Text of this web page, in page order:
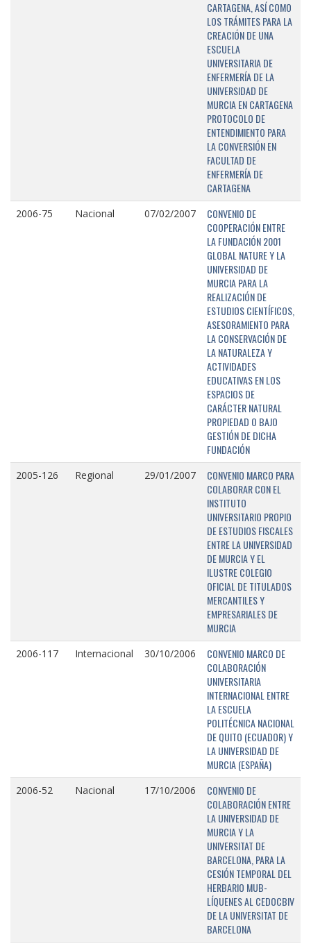
CARTAGENA, ASÍ COMO
LOS TRÁMITES PARA LA
CREACIÓN DE UNA
ESCUELA
UNIVERSITARIA DE
ENFERMERÍA DE LA
UNIVERSIDAD DE
MURCIA EN CARTAGENA
PROTOCOLO DE
ENTENDIMIENTO PARA
LA CONVERSIÓN EN
FACULTAD DE
ENFERMERÍA DE
CARTAGENA
2006-75 Nacional 07/02/2007
CONVENIO DE
COOPERACIÓN ENTRE
LA FUNDACIÓN 2001
GLOBAL NATURE Y LA
UNIVERSIDAD DE
MURCIA PARA LA
REALIZACIÓN DE
ESTUDIOS CIENTÍFICOS,
ASESORAMIENTO PARA
LA CONSERVACIÓN DE
LA NATURALEZA Y
ACTIVIDADES
EDUCATIVAS EN LOS
ESPACIOS DE
CARÁCTER NATURAL
PROPIEDAD O BAJO
GESTIÓN DE DICHA
FUNDACIÓN
2005-126 Regional 29/01/2007
CONVENIO MARCO PARA
COLABORAR CON EL
INSTITUTO
UNIVERSITARIO PROPIO
DE ESTUDIOS FISCALES
ENTRE LA UNIVERSIDAD
DE MURCIA Y EL
ILUSTRE COLEGIO
OFICIAL DE TITULADOS
MERCANTILES Y
EMPRESARIALES DE
MURCIA
2006-117 Internacional 30/10/2006
CONVENIO MARCO DE
COLABORACIÓN
UNIVERSITARIA
INTERNACIONAL ENTRE
LA ESCUELA
POLITÉCNICA NACIONAL
DE QUITO (ECUADOR) Y
LA UNIVERSIDAD DE
MURCIA (ESPAÑA)
2006-52 Nacional 17/10/2006
CONVENIO DE
COLABORACIÓN ENTRE
LA UNIVERSIDAD DE
MURCIA Y LA
UNIVERSITAT DE
BARCELONA, PARA LA
CESIÓN TEMPORAL DEL
HERBARIO MUB-
LÍQUENES AL CEDOCBIV
DE LA UNIVERSITAT DE
BARCELONA